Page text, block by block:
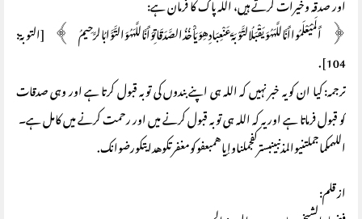
اور صدقہ وخیرات کرتے ہیں، اللہ پاک کا فرمان ہے:
﴿ أَلَمْيَعْلَمُواأَنَّاللَّهَهُوَيَقْبَلُالتَّوْبَةَعَنْعِبَادِهِوَيَأْخُذُالصَّدَقَاتِوَأَنَّاللَّهَهُوَالتَّوَّابُالرَّحِيمُ ﴾ [التوبة:
104].
ترجمہ: کیا ان کو یہ خبر نہیں کہ اللہ ہی اپنے بندوں کی توبہ قبول کرتا ہے اور وہی صدقات
کو قبول فرماتا ہے اور یہ کہ اللہ ہی توبہ قبول کرنے میں اور رحمت کرنے میں کامل ہے۔
اللهمكماجملتنيوالمذنبينبستركفجملناوإياهمبعفوكومغفرتكوهدايتكورضوانك.
از قلم: